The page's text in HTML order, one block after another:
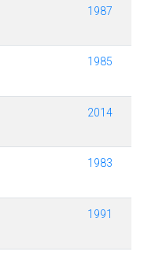
1987
1985
2014
1983
1991